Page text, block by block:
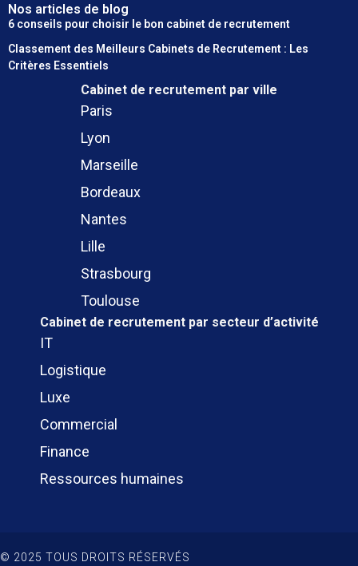
Nos articles de blog
6 conseils pour choisir le bon cabinet de recrutement
Classement des Meilleurs Cabinets de Recrutement : Les
Critères Essentiels
Cabinet de recrutement par ville
Paris
Lyon
Marseille
Bordeaux
Nantes
Lille
Strasbourg
Toulouse
Cabinet de recrutement par secteur d’activité
IT
Logistique
Luxe
Commercial
Finance
Ressources humaines
© 2025 TOUS DROITS RÉSERVÉS